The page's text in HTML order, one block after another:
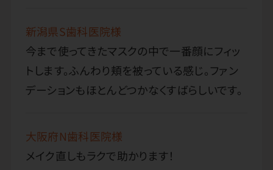
新潟県S歯科医院様
今まで使ってきたマスクの中で一番顔にフィッ
トします。ふんわり頬を被っている感じ。ファン
デーションもほとんどつかなくすばらしいです。
大阪府N歯科医院様
メイク直しもラクで助かります！